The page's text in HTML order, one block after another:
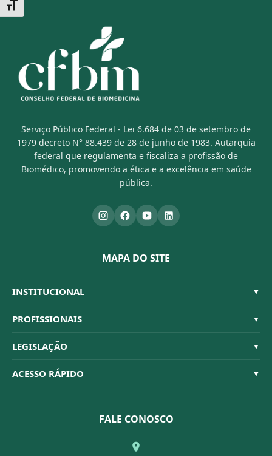
Alternar tamanho da fonte
Serviço Público Federal - Lei 6.684 de 03 de setembro de
1979 decreto N° 88.439 de 28 de junho de 1983. Autarquia
federal que regulamenta e fiscaliza a profissão de
Biomédico, promovendo a ética e a excelência em saúde
pública.
MAPA DO SITE
INSTITUCIONAL ▼
Sistema CFBM
Quem Somos
Organograma
Conselheiros
PROFISSIONAIS ▼
Habilitações
Código de Ética
Dúvidas Frequentes
LEGISLAÇÃO ▼
Resoluções
ACESSO RÁPIDO ▼
FALE CONOSCO